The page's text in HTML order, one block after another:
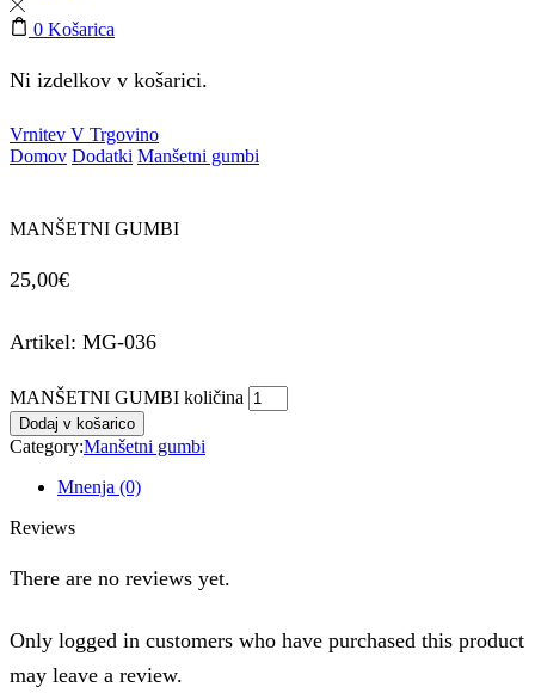
0 Košarica
Ni izdelkov v košarici.
Vrnitev V Trgovino
Domov Dodatki Manšetni gumbi
MANŠETNI GUMBI
25,00€
Artikel: MG-036
MANŠETNI GUMBI količina
Dodaj v košarico
Category:Manšetni gumbi
Mnenja (0)
Reviews
There are no reviews yet.
Only logged in customers who have purchased this product
may leave a review.